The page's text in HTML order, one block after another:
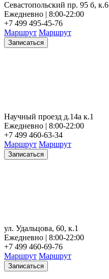
Севастопольский пр. 95 б, к.6
Ежедневно | 8:00-22:00
+7 499 495-45-76
Маршрут Маршрут
Записаться
Научный проезд д.14а к.1
Ежедневно | 8:00-22:00
+7 499 460-63-34
Маршрут Маршрут
Записаться
ул. Удальцова, 60, к.1
Ежедневно | 8:00-22:00
+7 499 460-69-76
Маршрут Маршрут
Записаться